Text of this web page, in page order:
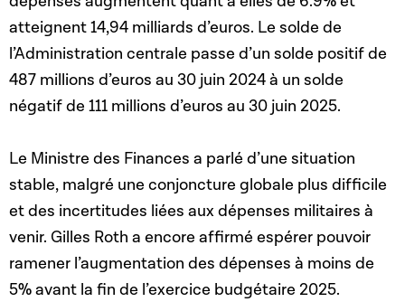
atteignent 14,94 milliards d’euros. Le solde de
l’Administration centrale passe d’un solde positif de
487 millions d’euros au 30 juin 2024 à un solde
négatif de 111 millions d’euros au 30 juin 2025.
Le Ministre des Finances a parlé d’une situation
stable, malgré une conjoncture globale plus difficile
et des incertitudes liées aux dépenses militaires à
venir. Gilles Roth a encore affirmé espérer pouvoir
ramener l’augmentation des dépenses à moins de
5% avant la fin de l’exercice budgétaire 2025.